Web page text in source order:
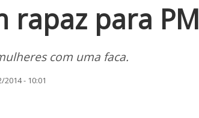
rapaz para PM
com uma faca.
- 10:01